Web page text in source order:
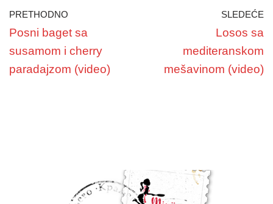
PRETHODNO
Posni baget sa
susamom i cherry
paradajzom (video)
SLEDEĆE
Losos sa
mediteranskom
mešavinom (video)